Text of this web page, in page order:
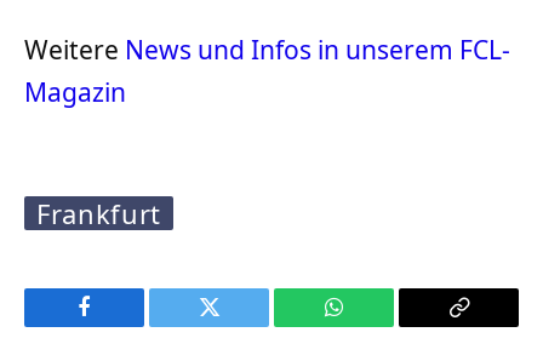
Weitere News und Infos in unserem FCL-
Magazin
Frankfurt
Facebook Twitter WhatsApp
Copy